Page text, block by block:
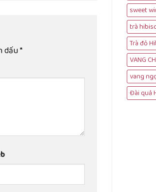
dấu*
sweet
trà
Trà đỏ
VANG
vang
Đài quả